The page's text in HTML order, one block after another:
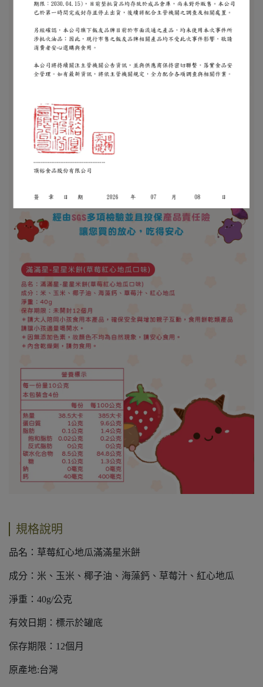
規格說明
品名：草莓紅心地瓜滿滿星米餅
成分：米、玉米、椰子油、海藻鈣、草莓汁、紅心地瓜
淨重：40g/公克
有效日期：標示於罐底
保存期限：12個月
原產地:台灣